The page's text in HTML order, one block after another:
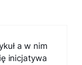
a w nim
inicjatywa